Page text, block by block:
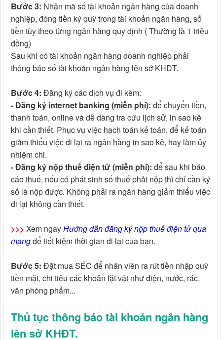
Bước 3: Nhận mã số tài khoản ngân hàng của doanh
nghiệp, đóng tiền ký quỹ trong tài khoản ngân hàng, số
tiền tùy theo từng ngân hàng quy dịnh ( Thường là 1 triệu
đồng)
Sau khi có tài khoản ngân hàng doanh nghiệp phải
thông báo số tài khoản ngân hàng lên sở KHĐT.
Bước 4: Đăng ký các dịch vụ đi kèm:
- Đăng ký internet banking (miễn phí): để chuyển tiền,
thanh toán, online và dễ dàng tra cứu lịch sử, in sao kê
khi cần thiết. Phục vụ việc hạch toán kế toán, để kế toán
giảm thiểu việc đi lại ra ngân hàng in sao kê, hay làm ủy
nhiệm chi.
- Đăng ký nộp thuế điện tử (miễn phí): để sau khi báo
cáo thuế, nếu có phát sinh số thuế phải nộp thì chỉ cần ký
số là nộp được. Không phải ra ngân hàng giảm thiểu việc
đi lại không cần thiết.
>>> Xem ngayHướng dẫn đăng ký nộp thuế điện tử qua
mạngđể tiết kiệm thời gian đi lại của bạn.
Bước 5: Đặt mua SÉC để nhân viên ra rút tiền nhập quỹ
tiền mặt, chi tiêu các khoản lặt vặt như điện, nước, rác,
văn phòng phẩm...
Thủ tục thông báo tài khoản ngân hàng
lên sở KHĐT.